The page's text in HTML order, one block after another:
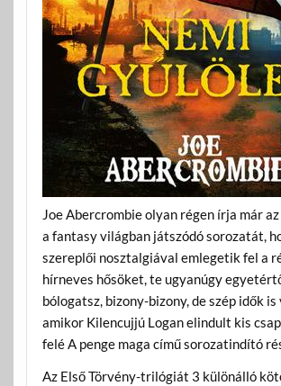
Joe Abercrombie olyan régen írja már
a fantasy világban játszódó sorozatát,
szereplői nosztalgiával emlegetik fel a
hírneves hősöket, te ugyanúgy
bólogatsz, bizony-bizony, de szép idők
amikor Kilencujjú Logan elindult kis
felé A penge maga című sorozatindító
Az Első Törvény-trilógiát 3 különálló